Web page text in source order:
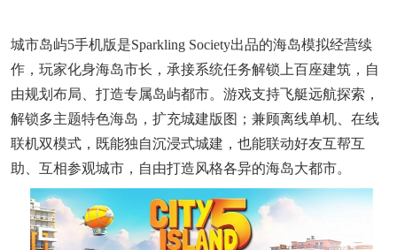
城市岛屿5手机版是Sparkling Society出品的海岛模拟经营续
作，玩家化身海岛市长，承接系统任务解锁上百座建筑，自
由规划布局、打造专属岛屿都市。游戏支持飞艇远航探索，
解锁多主题特色海岛，扩充城建版图；兼顾离线单机、在线
联机双模式，既能独自沉浸式城建，也能联动好友互帮互
助、互相参观城市，自由打造风格各异的海岛大都市。